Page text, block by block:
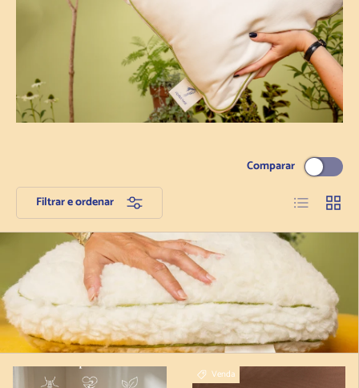
Filtrar e ordenar
Comparar
Lista Grelha
Venda